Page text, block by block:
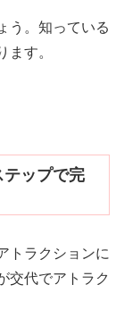
う。知っている
ます。
ップで完
トラクションに
交代でアトラク